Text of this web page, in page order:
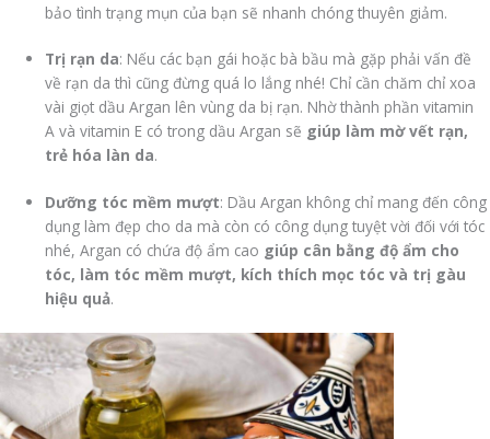
bảo tình trạng mụn của bạn sẽ nhanh chóng thuyên giảm.
Trị rạn da: Nếu các bạn gái hoặc bà bầu mà gặp phải vấn đề
về rạn da thì cũng đừng quá lo lắng nhé! Chỉ cần chăm chỉ xoa
vài giọt dầu Argan lên vùng da bị rạn. Nhờ thành phần vitamin
A và vitamin E có trong dầu Argan sẽ giúp làm mờ vết rạn,
trẻ hóa làn da.
Dưỡng tóc mềm mượt: Dầu Argan không chỉ mang đến công
dụng làm đẹp cho da mà còn có công dụng tuyệt vời đối với tóc
nhé, Argan có chứa độ ẩm cao giúp cân bằng độ ẩm cho
tóc, làm tóc mềm mượt, kích thích mọc tóc và trị gàu
hiệu quả.